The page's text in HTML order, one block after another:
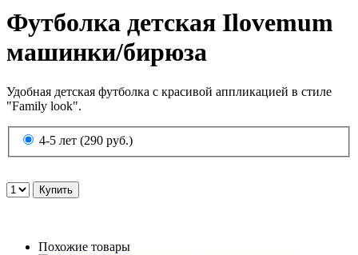
Футболка детская Ilovemum
машинки/бирюза
Удобная детская футболка с красивой аппликацией в стиле
"Family look".
4-5 лет (290 руб.)
Похожие товары